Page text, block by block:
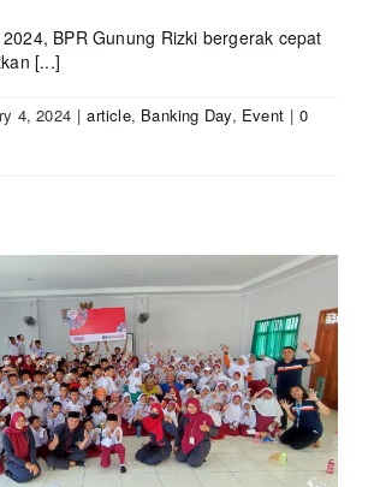
BPR Gunung Rizki bergerak cepat
[...]
4, 2024 | article, Banking Day, Event | 0